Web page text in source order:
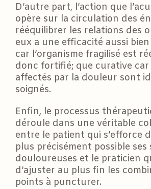
D’autre part, l’action que
opère sur la circulation des
rééquilibrer les relations des
eux a une efficacité aussi
car l’organisme fragilisé est
donc fortifié; que curative car
affectés par la douleur sont
soignés.
Enfin, le processus
déroule dans une véritable
entre le patient qui s’efforce
plus précisément possible ses
douloureuses et le praticien
d’ajuster au plus fin les
points à puncturer.